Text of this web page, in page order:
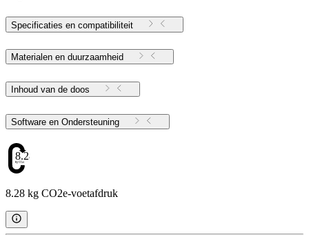
Specificaties en compatibiliteit
Materialen en duurzaamheid
Inhoud van de doos
Software en Ondersteuning
8.28
8.28 kg CO2e-voetafdruk